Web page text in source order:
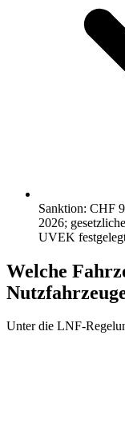
Sanktion: CHF
2026;
UVEK
Welche
Unter die LNF-